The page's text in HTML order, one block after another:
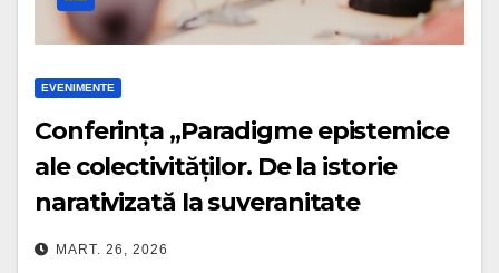
EVENIMENTE
Conferința „Paradigme epistemice
ale colectivităților. De la istorie
narativizată la suveranitate
narativă”, susținută de dr. Pierre
MART. 26, 2026